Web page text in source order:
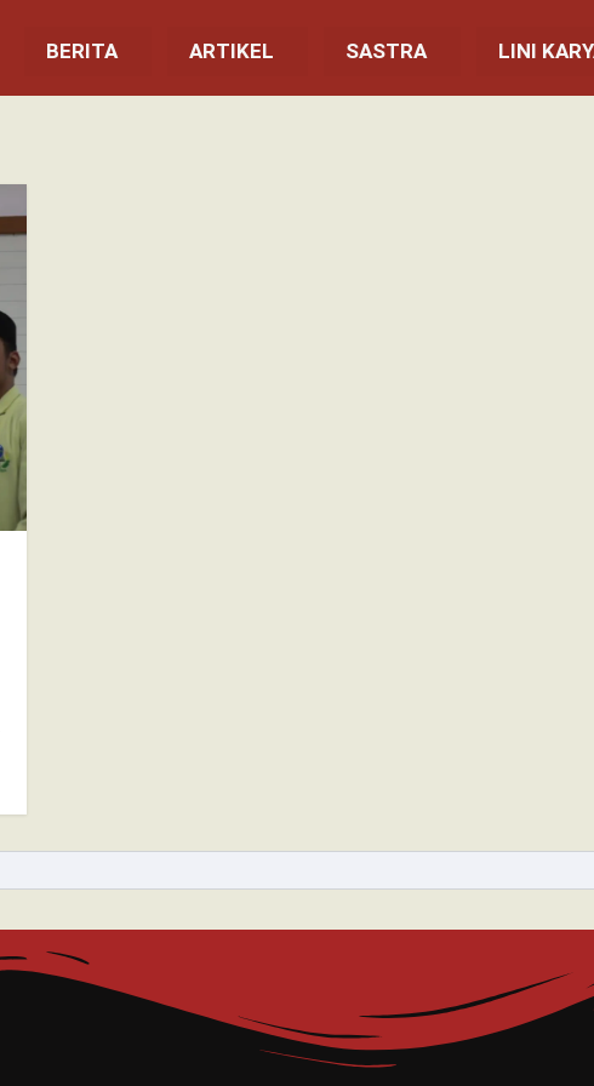
BERITA ARTIKEL SASTRA LINI